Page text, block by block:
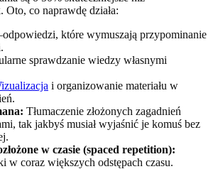
Oto, co naprawdę działa:
które wymuszają przypominanie
sprawdzanie wiedzy własnymi
i organizowanie materiału w
Tłumaczenie złożonych zagadnień
tak jakbyś musiał wyjaśnić je komuś bez
w czasie (spaced repetition):
w coraz większych odstępach czasu.